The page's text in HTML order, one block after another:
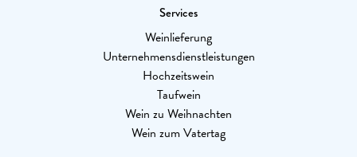
Services
Weinlieferung
Unternehmensdienstleistungen
Hochzeitswein
Taufwein
Wein zu Weihnachten
Wein zum Vatertag